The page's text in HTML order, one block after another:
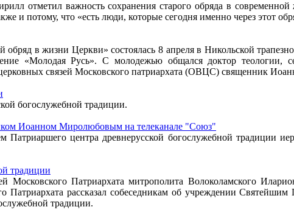
отметил важность сохранения старого обряда в
потому, что «есть люди, которые сегодня именно через этот
в жизни Церкви» состоялась 8 апреля в Никольской
«Молодая Русь». С молодежью общался доктор теологии,
связей Московского патриархата (ОВЦС) священник
богослужебной традиции.
Иоанном Миролюбовым на телеканале "Союз"
Патриаршего центра древнерусской богослужебной традиции
традиции
Московского Патриархата митрополита Волоколамского
Патриархата рассказал собеседникам об учреждении
традиции.